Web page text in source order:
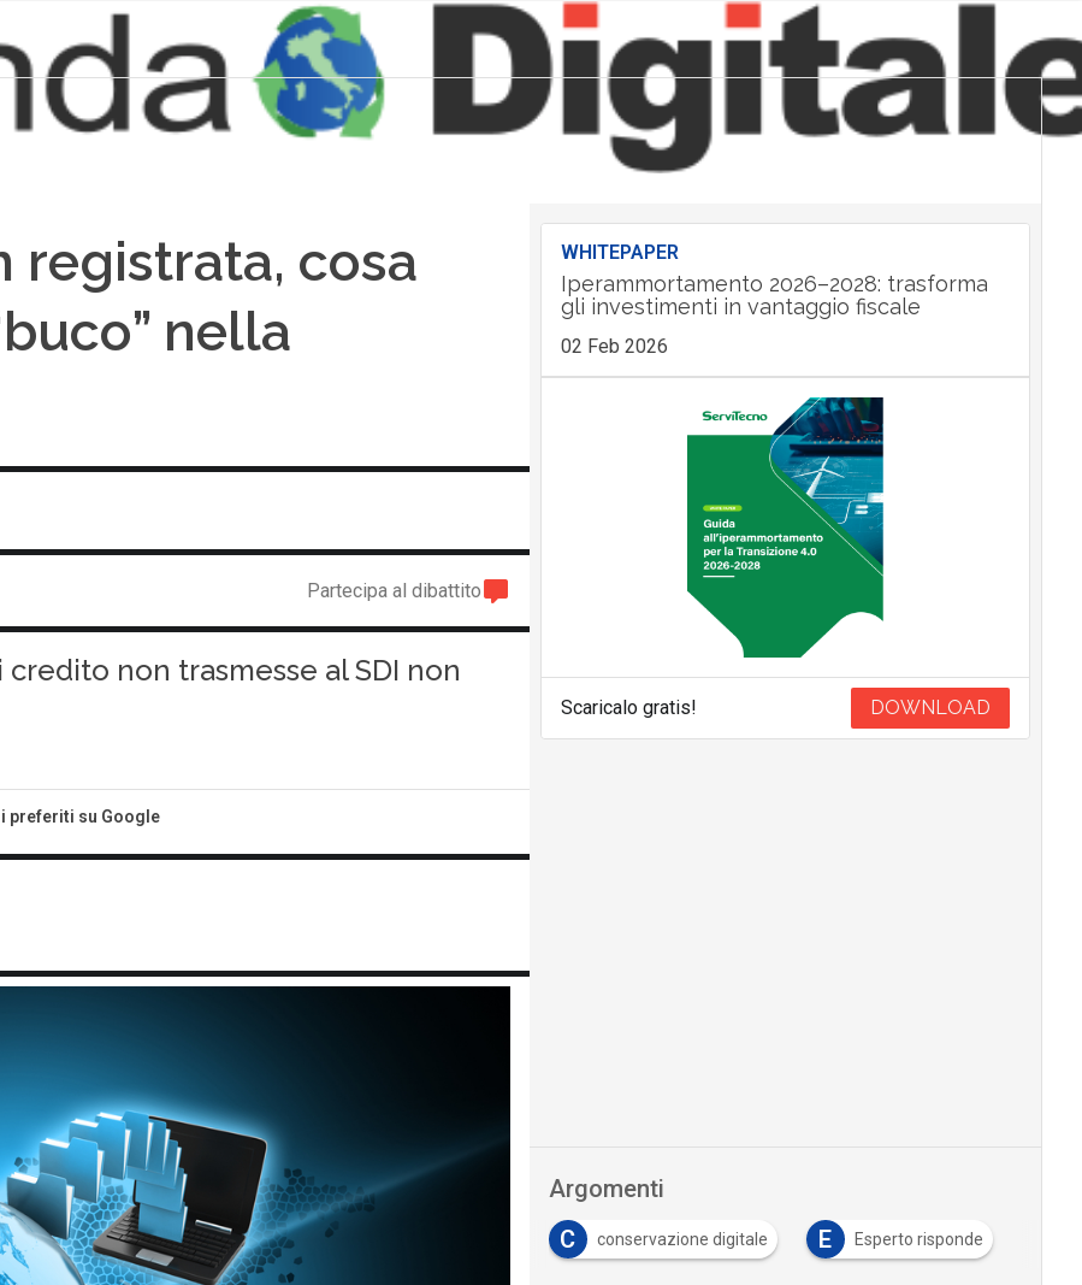
registrata, cosa
nella
Partecipa al dibattito
non trasmesse al SDI non
preferiti su Google
WHITEPAPER
Iperammortamento 2026–2028: trasforma
gli investimenti in vantaggio fiscale
02 Feb 2026
Scaricalo gratis! DOWNLOAD
Argomenti
C
conservazione digitale E Esperto risponde